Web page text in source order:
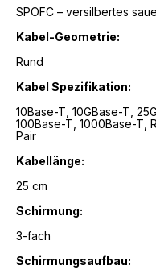
SPOFC – versilbertes
Kabel-Geometrie:
Rund
Kabel Spezifikation:
10Base-T, 10GBase-T,
100Base-T, 1000Base-T,
Pair
Kabellänge:
25 cm
Schirmung:
3-fach
Schirmungsaufbau: